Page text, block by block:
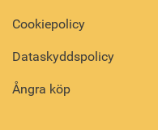
Cookiepolicy
Dataskyddspolicy
Ångra köp